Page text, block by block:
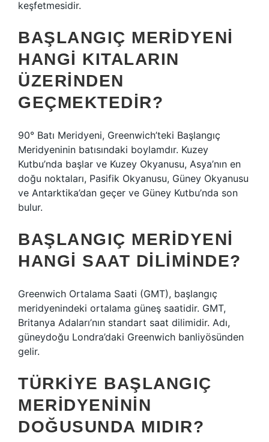
keşfetmesidir.
BAŞLANGIÇ MERIDYENI
HANGI KITALARIN
ÜZERINDEN
GEÇMEKTEDIR?
90° Batı Meridyeni, Greenwich’teki Başlangıç ​​
Meridyeninin batısındaki boylamdır. Kuzey
Kutbu’nda başlar ve Kuzey Okyanusu, Asya’nın en
doğu noktaları, Pasifik Okyanusu, Güney Okyanusu
ve Antarktika’dan geçer ve Güney Kutbu’nda son
bulur.
BAŞLANGIÇ MERIDYENI
HANGI SAAT DILIMINDE?
Greenwich Ortalama Saati (GMT), başlangıç ​​
meridyenindeki ortalama güneş saatidir. GMT,
Britanya Adaları’nın standart saat dilimidir. Adı,
güneydoğu Londra’daki Greenwich banliyösünden
gelir.
TÜRKIYE BAŞLANGIÇ
MERIDYENININ
DOĞUSUNDA MIDIR?